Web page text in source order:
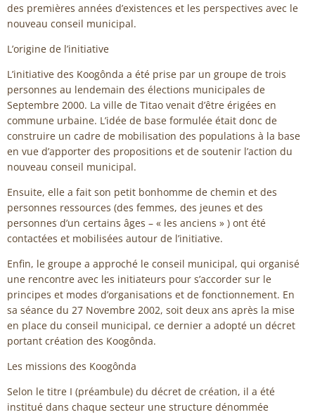
des premières années d’existences et les perspectives avec le
nouveau conseil municipal.
L’origine de l’initiative
L’initiative des Koogônda a été prise par un groupe de trois
personnes au lendemain des élections municipales de
Septembre 2000. La ville de Titao venait d’être érigées en
commune urbaine. L’idée de base formulée était donc de
construire un cadre de mobilisation des populations à la base
en vue d’apporter des propositions et de soutenir l’action du
nouveau conseil municipal.
Ensuite, elle a fait son petit bonhomme de chemin et des
personnes ressources (des femmes, des jeunes et des
personnes d’un certains âges – « les anciens » ) ont été
contactées et mobilisées autour de l’initiative.
Enfin, le groupe a approché le conseil municipal, qui organisé
une rencontre avec les initiateurs pour s’accorder sur le
principes et modes d’organisations et de fonctionnement. En
sa séance du 27 Novembre 2002, soit deux ans après la mise
en place du conseil municipal, ce dernier a adopté un décret
portant création des Koogônda.
Les missions des Koogônda
Selon le titre I (préambule) du décret de création, il a été
institué dans chaque secteur une structure dénommée